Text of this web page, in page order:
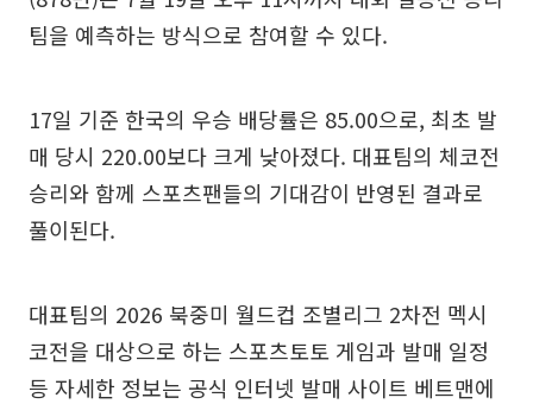
팀을 예측하는 방식으로 참여할 수 있다.
17일 기준 한국의 우승 배당률은 85.00으로, 최초 발
매 당시 220.00보다 크게 낮아졌다. 대표팀의 체코전
승리와 함께 스포츠팬들의 기대감이 반영된 결과로
풀이된다.
대표팀의 2026 북중미 월드컵 조별리그 2차전 멕시
코전을 대상으로 하는 스포츠토토 게임과 발매 일정
등 자세한 정보는 공식 인터넷 발매 사이트 베트맨에